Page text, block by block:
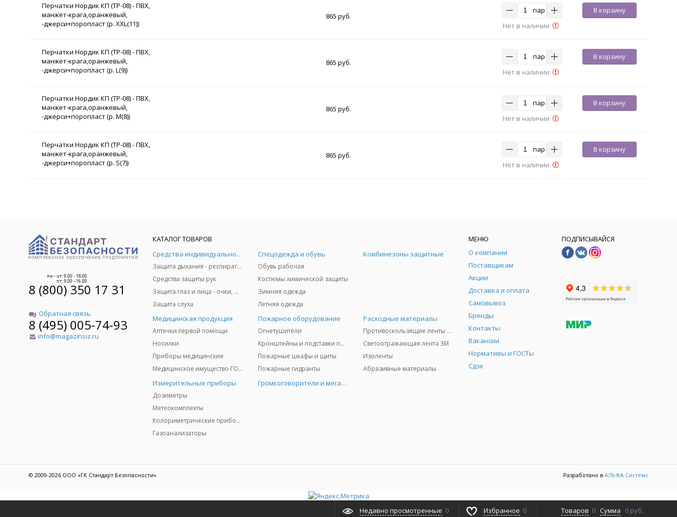
Перчатки Нордик КП (ТР-08) - ПВХ,
манжет-крага,оранжевый,
-джерси+поропласт (р. XXL(11))
865 руб.
пар
В корзину
Нет в наличии
Перчатки Нордик КП (ТР-08) - ПВХ,
манжет-крага,оранжевый,
-джерси+поропласт (р. L(9))
865 руб.
пар
В корзину
Нет в наличии
Перчатки Нордик КП (ТР-08) - ПВХ,
манжет-крага,оранжевый,
-джерси+поропласт (р. M(8))
865 руб.
пар
В корзину
Нет в наличии
Перчатки Нордик КП (ТР-08) - ПВХ,
манжет-крага,оранжевый,
-джерси+поропласт (р. S(7))
865 руб.
пар
В корзину
Нет в наличии
пн - чт: 9.00 - 18.00
пт: 9.00 - 16.00
8 (800) 350 17 31
Обратная связь
8 (495) 005-74-93
info@magazinsiz.ru
КАТАЛОГ ТОВАРОВ
Средства индивидуальной защиты
Защита дыхания - респираторы, противогазы, фильтры, дозиметры
Средства защиты рук
Защита глаз и лица - очки, щитки
Защита слуха
Спецодежда и обувь
Обувь рабочая
Костюмы химической защиты
Зимняя одежда
Летняя одежда
Комбинезоны защитные
Медицинская продукция
Аптечки первой помощи
Носилки
Приборы медицинские
Медицинское имущество ГО и ЧС
Пожарное оборудование
Огнетушители
Кронштейны и подставки под огнетушители
Пожарные шкафы и щиты
Пожарные гидранты
Расходные материалы
Противоскользящие ленты 3М
Светоотражающая лента 3M
Изоленты
Абразивные материалы
Измерительные приборы
Дозиметры
Метеокомплекты
Колориметрические приборы
Газоанализаторы
Громкоговорители и мегафоны
МЕНЮ
О компании
Поставщикам
Акции
Доставка и оплата
Самовывоз
Бренды
Контакты
Вакансии
Нормативы и ГОСТы
Сдэк
ПОДПИСЫВАЙСЯ
© 2009-2026 ООО «ГК Стандарт Безопасности» Разработано в АЛЬФА Системс
Недавно просмотренные 0 Избранное 0 Товаров 0 Сумма 0 руб.